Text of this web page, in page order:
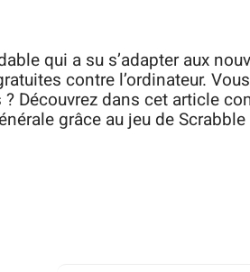
qui a su s’adapter aux
contre l’ordinateur.
Découvrez dans cet article
grâce au jeu de